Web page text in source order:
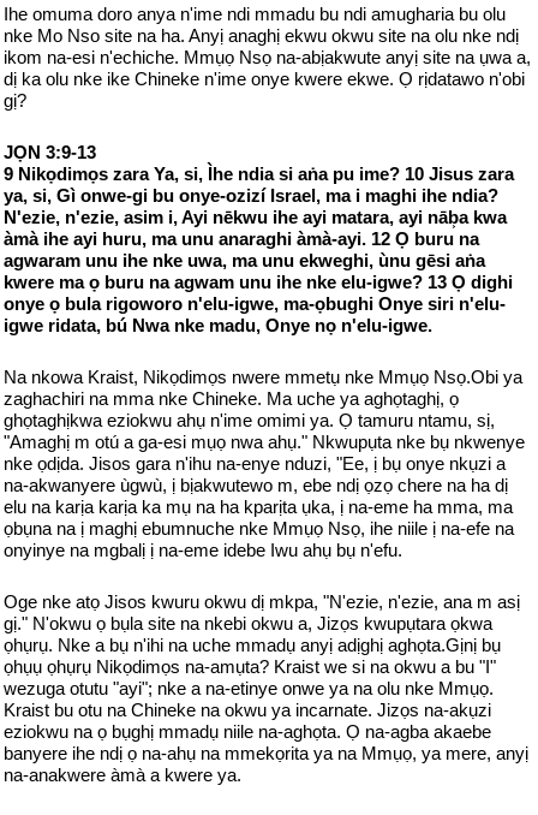
Ihe omuma doro anya n'ime ndi mmadu bu ndi amugharia bu olu
nke Mo Nso site na ha. Anyị anaghị ekwu okwu site na olu nke ndị
ikom na-esi n'echiche. Mmụọ Nsọ na-abịakwute anyị site na ụwa a,
dị ka olu nke ike Chineke n'ime onye kwere ekwe. Ọ rịdatawo n'obi
gị?
JỌN 3:9-13
9 Nikọdimọs zara Ya, si, Ìhe ndia si aṅa pu ime? 10 Jisus zara
ya, si, Gì onwe-gi bu onye-ozizí Israel, ma i maghi ihe ndia?
N'ezie, n'ezie, asim i, Ayi nēkwu ihe ayi matara, ayi nāb͕a kwa
àmà ihe ayi huru, ma unu anaraghi àmà-ayi. 12 Ọ buru na
agwaram unu ihe nke uwa, ma unu ekweghi, ùnu gēsi aṅa
kwere ma ọ buru na agwam unu ihe nke elu-igwe? 13 Ọ dighi
onye ọ bula rigoworo n'elu-igwe, ma-ọbughi Onye siri n'elu-
igwe ridata, bú Nwa nke madu, Onye nọ n'elu-igwe.
Na nkowa Kraist, Nikọdimọs nwere mmetụ nke Mmụọ Nsọ.Obi ya
zaghachiri na mma nke Chineke. Ma uche ya aghọtaghị, ọ
ghọtaghịkwa eziokwu ahụ n'ime omimi ya. Ọ tamuru ntamu, sị,
"Amaghị m otú a ga-esi mụọ nwa ahụ." Nkwupụta nke bụ nkwenye
nke ọdịda. Jisos gara n'ihu na-enye nduzi, "Ee, ị bụ onye nkụzi a
na-akwanyere ùgwù, ị bịakwutewo m, ebe ndị ọzọ chere na ha dị
elu na karịa karịa ka mụ na ha kparịta ụka, ị na-eme ha mma, ma
ọbụna na ị maghị ebumnuche nke Mmụọ Nsọ, ihe niile ị na-efe na
onyinye na mgbalị ị na-eme idebe Iwu ahụ bụ n'efu.
Oge nke atọ Jisos kwuru okwu dị mkpa, "N'ezie, n'ezie, ana m asị
gị." N'okwu ọ bụla site na nkebi okwu a, Jizọs kwupụtara ọkwa
ọhụrụ. Nke a bụ n'ihi na uche mmadụ anyị adịghị aghọta.Gịnị bụ
ọhụụ ọhụrụ Nikọdimọs na-amụta? Kraist we si na okwu a bu "I"
wezuga otutu "ayi"; nke a na-etinye onwe ya na olu nke Mmụọ.
Kraist bu otu na Chineke na okwu ya incarnate. Jizọs na-akụzi
eziokwu na ọ bụghị mmadụ niile na-aghọta. Ọ na-agba akaebe
banyere ihe ndị ọ na-ahụ na mmekọrita ya na Mmụọ, ya mere, anyị
na-anakwere àmà a kwere ya.